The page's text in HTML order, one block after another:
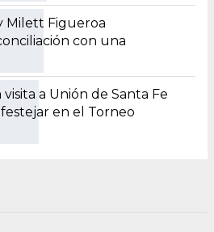
Milett Figueroa
con una
a Unión de Santa Fe
en el Torneo